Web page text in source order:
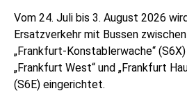
Vom 24. Juli bis 3. August 2026
Ersatzverkehr mit Bussen zwischen
„Frankfurt-Konstablerwache“
„Frankfurt West“ und „Frankfurt
(S6E) eingerichtet.